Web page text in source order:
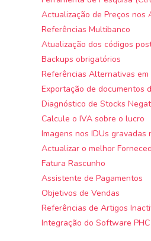
Actualização de Preços nos
Referências Multibanco
Atualização dos códigos
Backups obrigatórios
Referências Alternativas em
Exportação de documentos
Diagnóstico de Stocks
Calcule o IVA sobre o lucro
Imagens nos IDUs gravadas
Actualizar o melhor
Fatura Rascunho
Assistente de Pagamentos
Objetivos de Vendas
Referências de Artigos
Integração do Software